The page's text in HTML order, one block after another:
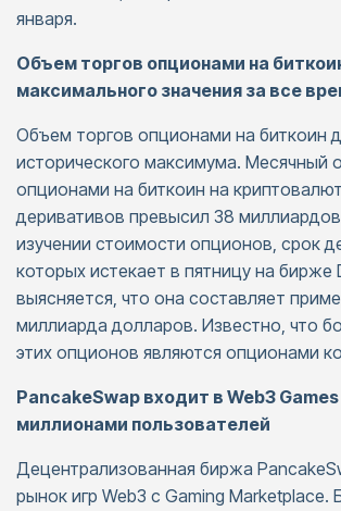
января.
Объем торгов опционами на
максимального значения за все
Объем торгов опционами на биткоин
исторического максимума. Месячный
опционами на биткоин на
деривативов превысил 38
изучении стоимости опционов, срок
которых истекает в пятницу на бирже
выясняется, что она составляет
миллиарда долларов. Известно, что
этих опционов являются опционами
PancakeSwap входит в Web3 Games
миллионами пользователей
Децентрализованная биржа
рынок игр Web3 с Gaming Marketplace.